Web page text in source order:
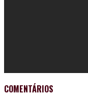
COMENTÁRIOS